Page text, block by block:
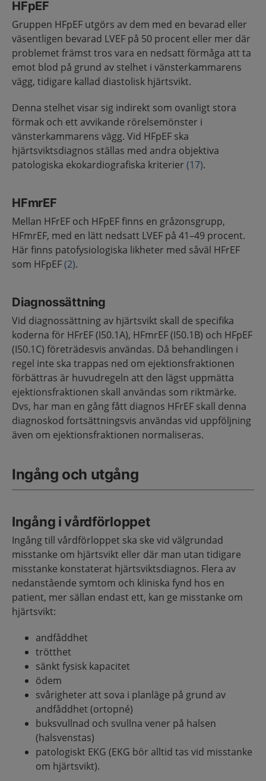
HFpEF
Gruppen HFpEF utgörs av dem med en bevarad eller
väsentligen bevarad LVEF på 50 procent eller mer där
problemet främst tros vara en nedsatt förmåga att ta
emot blod på grund av stelhet i vänsterkammarens
vägg, tidigare kallad diastolisk hjärtsvikt.
Denna stelhet visar sig indirekt som ovanligt stora
förmak och ett avvikande rörelsemönster i
vänsterkammarens vägg. Vid HFpEF ska
hjärtsviktsdiagnos ställas med andra objektiva
patologiska ekokardiografiska kriterier (17).
HFmrEF
Mellan HFrEF och HFpEF finns en gråzonsgrupp,
HFmrEF, med en lätt nedsatt LVEF på 41–49 procent.
Här finns patofysiologiska likheter med såväl HFrEF
som HFpEF(2).
Diagnossättning
Vid diagnossättning av hjärtsvikt skall de specifika
koderna för HFrEF (I50.1A), HFmrEF (I50.1B) och HFpEF
(I50.1C) företrädesvis användas. Då behandlingen i
regel inte ska trappas ned om ejektionsfraktionen
förbättras är huvudregeln att den lägst uppmätta
ejektionsfraktionen skall användas som riktmärke.
Dvs, har man en gång fått diagnos HFrEF skall denna
diagnoskod fortsättningsvis användas vid uppföljning
även om ejektionsfraktionen normaliseras.
Ingång och utgång
Ingång i vårdförloppet
Ingång till vårdförloppet ska ske vid välgrundad
misstanke om hjärtsvikt eller där man utan tidigare
misstanke konstaterat hjärtsviktsdiagnos. Flera av
nedanstående symtom och kliniska fynd hos en
patient, mer sällan endast ett, kan ge misstanke om
hjärtsvikt:
andfåddhet
trötthet
sänkt fysisk kapacitet
ödem
svårigheter att sova i planläge på grund av
andfåddhet (ortopné)
buksvullnad och svullna vener på halsen
(halsvenstas)
patologiskt EKG (EKG bör alltid tas vid misstanke
om hjärtsvikt).